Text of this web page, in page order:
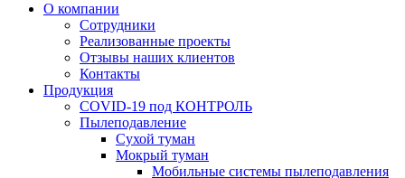
О компании
Сотрудники
Реализованные проекты
Отзывы наших клиентов
Контакты
Продукция
COVID-19 под КОНТРОЛЬ
Пылеподавление
Сухой туман
Мокрый туман
Мобильные системы пылеподавления